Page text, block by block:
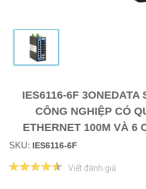
IES6116-6F 3ONEDATA
CÔNG NGHIỆP CÓ
ETHERNET 100M VÀ 6
SKU: IES6116-6F
Viết đánh giá